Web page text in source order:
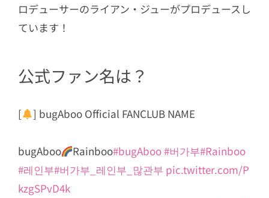
ロデューサーのライアン・ジューがプロデュースし
ています！
公式ファン名は？
[ ] bugAboo Official FANCLUB NAME
bugAboo Rainboo#bugAboo#버가부#Rainboo
#레인부#버가부_레인부_많관부 pic.twitter.com/P
kzgSPvD4k